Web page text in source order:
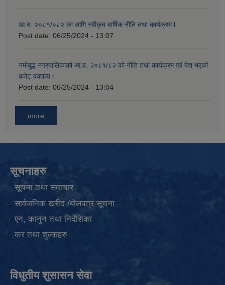
आ.व. २०८१/०८२ का लागि स्वीकृत वार्षिक नीति तथा कार्यक्रम l
Post date: 06/25/2024 - 13:07
नमोबुद्ध नगरपालिकाको आ‍.व. २०८१/८२ को नीति तथा कार्यक्रम एवं पेश भएको
बजेट वक्तव्य l
Post date: 06/25/2024 - 13:04
more
सूचनाहरु
सूचना तथा समाचार
सार्वजनिक खरीद /बोलपत्र सूचना
एन, कानुन तथा निर्देशिका
कर तथा शुल्कहरु
विधुतीय शुसासन सेवा